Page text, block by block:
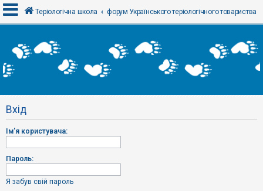
х
і
Р
є
т
р
а
і
Теріологічна школа форум Українського теріологічного товариства
Вхід
Ім'я користувача:
Пароль:
Я забув свій пароль